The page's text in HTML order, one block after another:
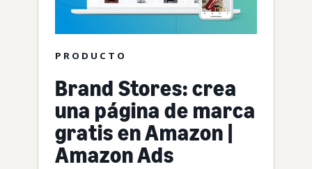
PRODUCTO
Brand Stores: crea
una página de marca
gratis en Amazon |
Amazon Ads